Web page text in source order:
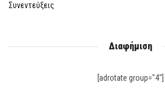
Συνεντεύξεις
Διαφήμιση
[adrotate group="4"]